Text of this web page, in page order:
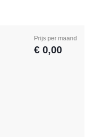
Prijs per maand
€ 0,00